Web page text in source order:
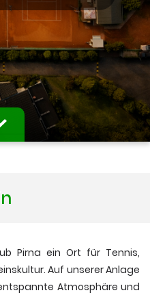
expand_more
expand_more
Pirna ein Ort für Tennis,
Auf unserer Anlage
Atmosphäre und